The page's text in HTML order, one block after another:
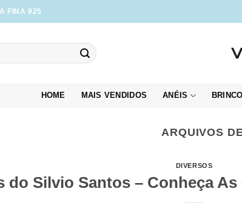
FINA 925
HOME MAIS VENDIDOS ANÉIS
ARQUIVOS
DIVERSOS
do Silvio Santos – Conheça